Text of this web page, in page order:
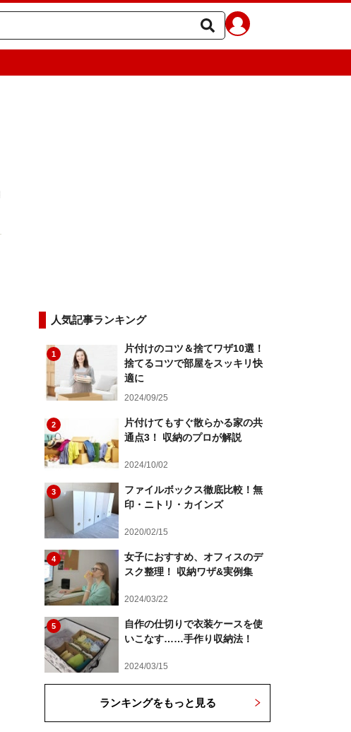
人気記事ランキング
1
片付けのコツ＆捨てワザ10選！
捨てるコツで部屋をスッキリ快
適に
2024/09/25
2
片付けてもすぐ散らかる家の共
通点3！ 収納のプロが解説
2024/10/02
3
ファイルボックス徹底比較！無
印・ニトリ・カインズ
2020/02/15
4
女子におすすめ、オフィスのデ
スク整理！ 収納ワザ&実例集
2024/03/22
5
自作の仕切りで衣装ケースを使
いこなす……手作り収納法！
2024/03/15
ランキングをもっと見る